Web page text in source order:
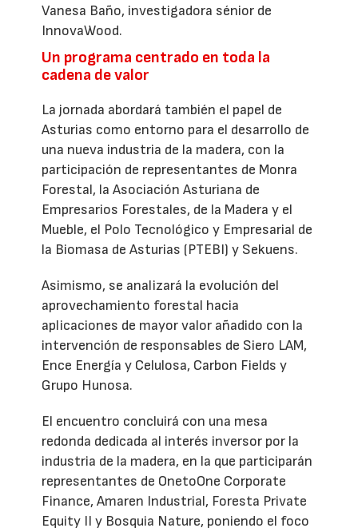
Vanesa Baño, investigadora sénior de
InnovaWood.
Un programa centrado en toda la
cadena de valor
La jornada abordará también el papel de
Asturias como entorno para el desarrollo de
una nueva industria de la madera, con la
participación de representantes de Monra
Forestal, la Asociación Asturiana de
Empresarios Forestales, de la Madera y el
Mueble, el Polo Tecnológico y Empresarial de
la Biomasa de Asturias (PTEBI) y Sekuens.
Asimismo, se analizará la evolución del
aprovechamiento forestal hacia
aplicaciones de mayor valor añadido con la
intervención de responsables de Siero LAM,
Ence Energía y Celulosa, Carbon Fields y
Grupo Hunosa.
El encuentro concluirá con una mesa
redonda dedicada al interés inversor por la
industria de la madera, en la que participarán
representantes de OnetoOne Corporate
Finance, Amaren Industrial, Foresta Private
Equity II y Bosquia Nature, poniendo el foco